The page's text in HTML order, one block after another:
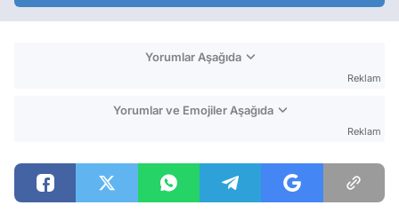
Yorumlar Aşağıda
Reklam
Yorumlar ve Emojiler Aşağıda
Reklam